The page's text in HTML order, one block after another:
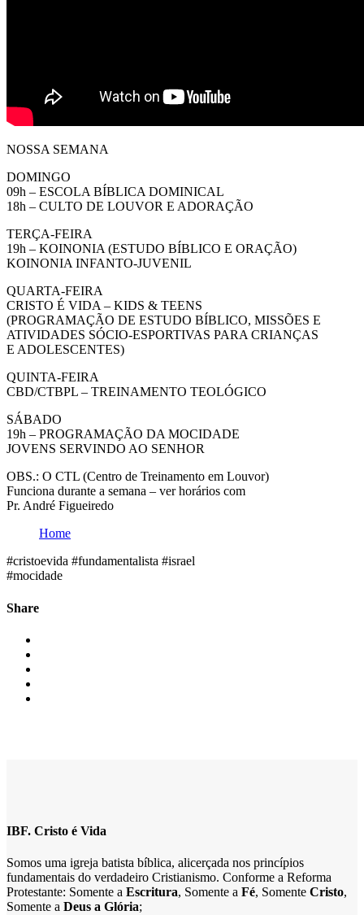
NOSSA SEMANA
DOMINGO
09h – ESCOLA BÍBLICA DOMINICAL
18h – CULTO DE LOUVOR E ADORAÇÃO
TERÇA-FEIRA
19h – KOINONIA (ESTUDO BÍBLICO E ORAÇÃO)
KOINONIA INFANTO-JUVENIL
QUARTA-FEIRA
CRISTO É VIDA – KIDS & TEENS
(PROGRAMAÇÃO DE ESTUDO BÍBLICO, MISSÕES E
ATIVIDADES SÓCIO-ESPORTIVAS PARA CRIANÇAS
E ADOLESCENTES)
QUINTA-FEIRA
CBD/CTBPL – TREINAMENTO TEOLÓGICO
SÁBADO
19h – PROGRAMAÇÃO DA MOCIDADE
JOVENS SERVINDO AO SENHOR
OBS.: O CTL (Centro de Treinamento em Louvor)
Funciona durante a semana – ver horários com
Pr. André Figueiredo
Home
#cristoevida #fundamentalista #israel
#mocidade
Share
IBF. Cristo é Vida
Somos uma igreja batista bíblica, alicerçada nos princípios
fundamentais do verdadeiro Cristianismo. Conforme a Reforma
Protestante: Somente a Escritura, Somente a Fé, Somente Cristo,
Somente a Deus a Glória;